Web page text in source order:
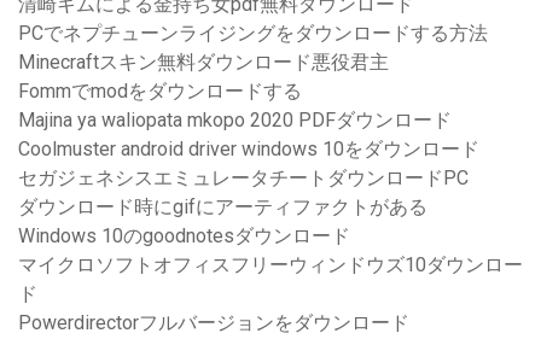
清崎キムによる金持ち女pdf無料ダウンロード
PCでネプチューンライジングをダウンロードする方法
Minecraftスキン無料ダウンロード悪役君主
Fommでmodをダウンロードする
Majina ya waliopata mkopo 2020 PDFダウンロード
Coolmuster android driver windows 10をダウンロード
セガジェネシスエミュレータチートダウンロードPC
ダウンロード時にgifにアーティファクトがある
Windows 10のgoodnotesダウンロード
マイクロソフトオフィスフリーウィンドウズ10ダウンロー
ド
Powerdirectorフルバージョンをダウンロード